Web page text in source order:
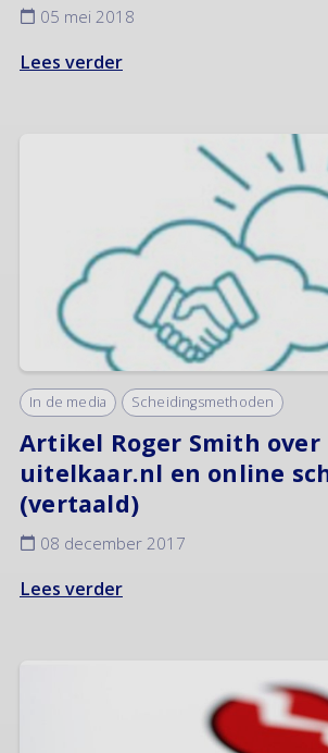
05 mei 2018
Lees verder
In de media Scheidingsmethoden
Artikel Roger Smith over
uitelkaar.nl en online
(vertaald)
08 december 2017
Lees verder